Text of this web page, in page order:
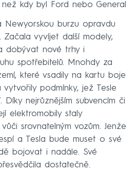
kdy byl Ford nebo General
Newyorskou burzu opravdu
Začala vyvíjet další modely,
dobývat nové trhy i
spotřebitelů. Mnohdy za
které vsadily na kartu boje
podmínky, jež Tesle
nejrůznějším subvencím či
elektromobily staly
srovnatelným vozům. Jenže
a Tesla bude muset o své
bojovat i nadále. Své
dostatečně.